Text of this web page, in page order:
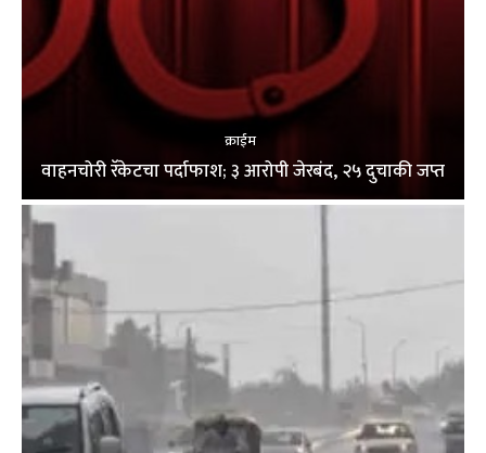
क्राईम
वाहनचोरी रॅकेटचा पर्दाफाश; ३ आरोपी जेरबंद, २५ दुचाकी जप्त